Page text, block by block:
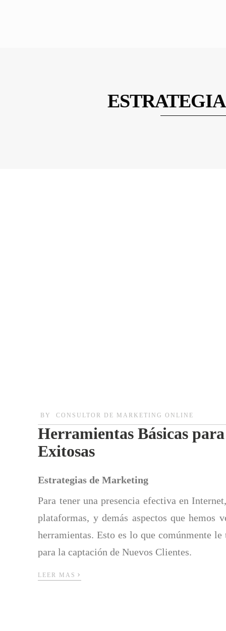
BY CONSULTOR DE MARKETING ONLINE
Herramientas Básicas
Exitosas
Estrategias de Marketing
Para tener una presencia efectiva en
plataformas, y demás aspectos que hemos
herramientas. Esto es lo que comúnmente
para la captación de Nuevos Clientes.
LEER MAS ›